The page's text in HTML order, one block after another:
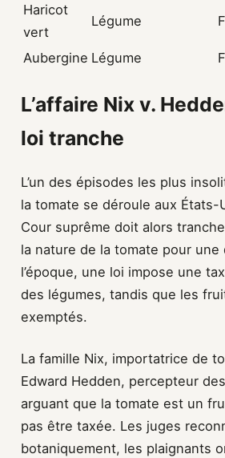
Haricot
vert
Légume
Aubergine Légume
L’affaire Nix v.
loi tranche
L’un des épisodes les plus
la tomate se déroule aux États-
Cour suprême doit alors
la nature de la tomate pour
l’époque, une loi impose une
des légumes, tandis que les
exemptés.
La famille Nix, importatrice de
Edward Hedden, percepteur
arguant que la tomate est un
pas être taxée. Les juges
botaniquement, les plaignants